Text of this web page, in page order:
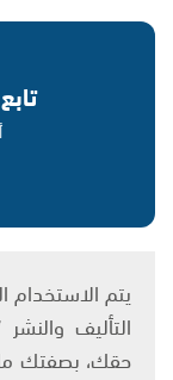
حقك، بصفتك